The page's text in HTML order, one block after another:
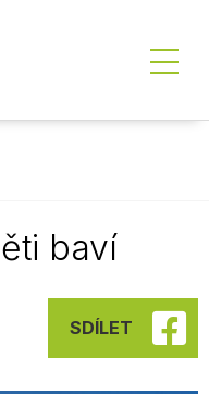
baví
SDÍLET